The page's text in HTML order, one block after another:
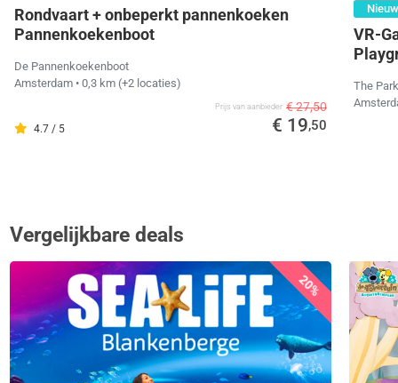
Rondvaart + onbeperkt pannenkoeken
Pannenkoekenboot
De Pannenkoekenboot
Amsterdam • 0,3 km (+2 locaties)
4.7 / 5
Prijs van aanbieder € 27,50
€ 19,50
VR-
The
Vergelijkbare deals
20%